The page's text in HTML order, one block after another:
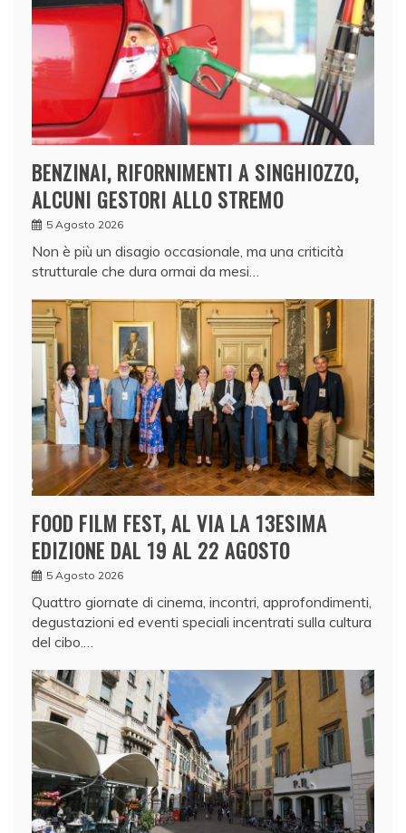
BENZINAI, RIFORNIMENTI A SINGHIOZZO,
ALCUNI GESTORI ALLO STREMO
5 Agosto 2026
Non è più un disagio occasionale, ma una criticità
strutturale che dura ormai da mesi…
FOOD FILM FEST, AL VIA LA 13ESIMA
EDIZIONE DAL 19 AL 22 AGOSTO
5 Agosto 2026
Quattro giornate di cinema, incontri, approfondimenti,
degustazioni ed eventi speciali incentrati sulla cultura
del cibo.…